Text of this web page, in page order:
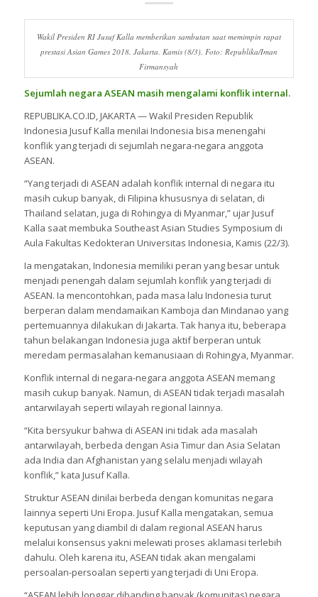
Wakil Presiden RI Jusuf Kalla memberikan sambutan saat memimpin rapat
prestasi Asian Games 2018. Jakarta. Kamis (8/3). Foto: Republika/Iman
Firmansyah
Sejumlah negara ASEAN masih mengalami konflik internal.
REPUBLIKA.CO.ID, JAKARTA — Wakil Presiden Republik
Indonesia Jusuf Kalla menilai Indonesia bisa menengahi
konflik yang terjadi di sejumlah negara-negara anggota
ASEAN.
“Yang terjadi di ASEAN adalah konflik internal di negara itu
masih cukup banyak, di Filipina khususnya di selatan, di
Thailand selatan, juga di Rohingya di Myanmar,” ujar Jusuf
Kalla saat membuka Southeast Asian Studies Symposium di
Aula Fakultas Kedokteran Universitas Indonesia, Kamis (22/3).
Ia mengatakan, Indonesia memiliki peran yang besar untuk
menjadi penengah dalam sejumlah konflik yang terjadi di
ASEAN. Ia mencontohkan, pada masa lalu Indonesia turut
berperan dalam mendamaikan Kamboja dan Mindanao yang
pertemuannya dilakukan di Jakarta. Tak hanya itu, beberapa
tahun belakangan Indonesia juga aktif berperan untuk
meredam permasalahan kemanusiaan di Rohingya, Myanmar.
Konflik internal di negara-negara anggota ASEAN memang
masih cukup banyak. Namun, di ASEAN tidak terjadi masalah
antarwilayah seperti wilayah regional lainnya.
“Kita bersyukur bahwa di ASEAN ini tidak ada masalah
antarwilayah, berbeda dengan Asia Timur dan Asia Selatan
ada India dan Afghanistan yang selalu menjadi wilayah
konflik,” kata Jusuf Kalla.
Struktur ASEAN dinilai berbeda dengan komunitas negara
lainnya seperti Uni Eropa. Jusuf Kalla mengatakan, semua
keputusan yang diambil di dalam regional ASEAN harus
melalui konsensus yakni melewati proses aklamasi terlebih
dahulu. Oleh karena itu, ASEAN tidak akan mengalami
persoalan-persoalan seperti yang terjadi di Uni Eropa.